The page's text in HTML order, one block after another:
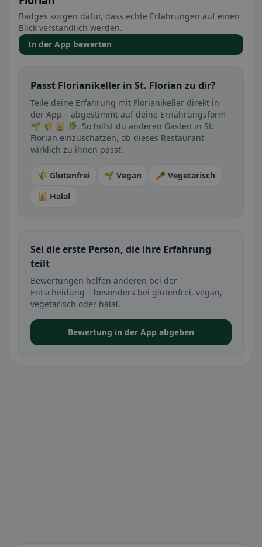
Badges sorgen dafür, dass echte Erfahrungen auf einen
Blick verständlich werden.
In der App bewerten
Passt Florianikeller in St. Florian zu dir?
Teile deine Erfahrung mit Florianikeller direkt in
der App – abgestimmt auf deine Ernährungsform
🌱 🌾 🕌 🥬. So hilfst du anderen Gästen in St.
Florian einzuschätzen, ob dieses Restaurant
wirklich zu ihnen passt.
🌾 Glutenfrei 🌱 Vegan
🥕 Vegetarisch
🕌 Halal
Sei die erste Person, die ihre Erfahrung
teilt
Bewertungen helfen anderen bei der
Entscheidung – besonders bei glutenfrei, vegan,
vegetarisch oder halal.
Bewertung in der App abgeben